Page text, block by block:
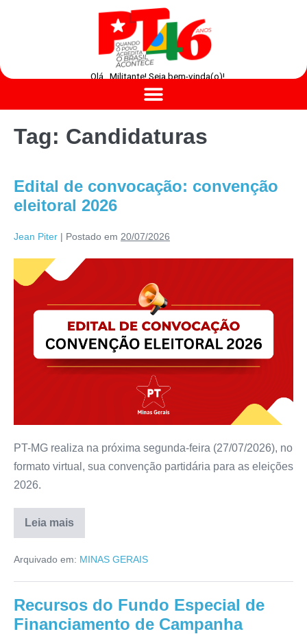
Olá , Militante! Seja bem-vinda(o)!
Tag: Candidaturas
Edital de convocação: convenção
eleitoral 2026
Jean Piter | Postado em 20/07/2026
PT-MG realiza na próxima segunda-feira (27/07/2026), no
formato virtual, sua convenção partidária para as eleições
2026.
Leia mais
Arquivado em: MINAS GERAIS
Recursos do Fundo Especial de
Financiamento de Campanha